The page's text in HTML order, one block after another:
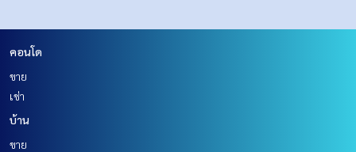
คอนโด
ขาย
เช่า
บ้าน
ขาย